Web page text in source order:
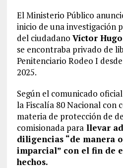
El Ministerio Público
inicio de una investigación
del ciudadano Víctor
se encontraba privado de
Penitenciario Rodeo I
2025.
Según el comunicado
la Fiscalía 80 Nacional con
materia de protección de
comisionada parallevar
diligencias “de manera
imparcial” con el fin de
hechos.